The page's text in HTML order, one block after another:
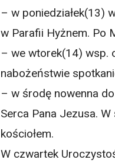
– w poniedziałek(13)
w Parafii Hyżnem. Po
– we wtorek(14) wsp.
nabożeństwie
– w środę nowenna
Serca Pana Jezusa.
kościołem.
W czwartek